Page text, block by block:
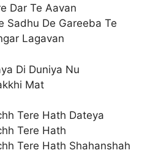
Dar Te Aavan
Sadhu De Gareeba Te
Lagavan
Di Duniya Nu
Mat
Tere Hath Dateya
Tere Hath
Tere Hath Shahanshah